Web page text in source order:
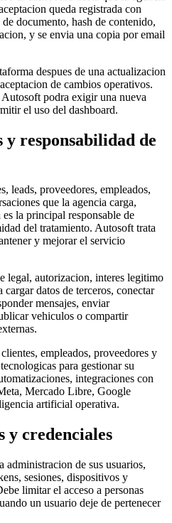
queda registrada con
documento, hash de contenido,
y se envia una copia por email
despues de una actualizacion
de cambios operativos.
podra exigir una nueva
el uso del dashboard.
y responsabilidad de
leads, proveedores, empleados,
que la agencia carga,
la principal responsable de
del tratamiento. Autosoft trata
y mejorar el servicio
legal, autorizacion, interes legitimo
datos de terceros, conectar
mensajes, enviar
vehiculos o compartir
empleados, proveedores y
para gestionar su
integraciones con
Mercado Libre, Google
artificial operativa.
y credenciales
administracion de sus usuarios,
sesiones, dispositivos y
limitar el acceso a personas
un usuario deje de pertenecer